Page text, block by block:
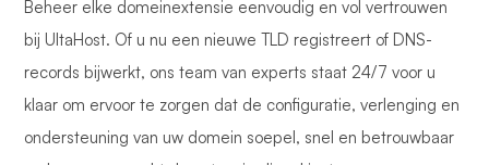
Beheer elke domeinextensie eenvoudig en vol vertrouwen
bij UltaHost. Of u nu een nieuwe TLD registreert of DNS-
records bijwerkt, ons team van experts staat 24/7 voor u
klaar om ervoor te zorgen dat de configuratie, verlenging en
ondersteuning van uw domein soepel, snel en betrouwbaar